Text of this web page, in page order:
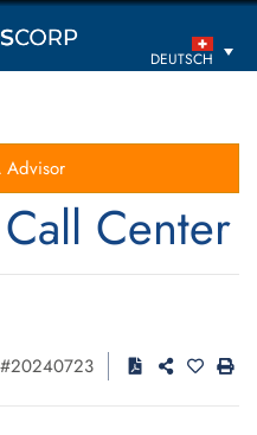
DEUTSCH
Advisor
Center